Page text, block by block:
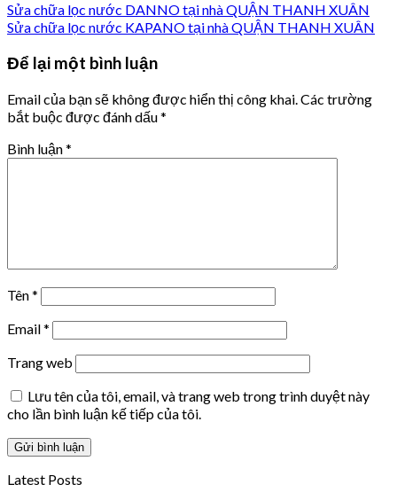
Sửa chữa lọc nước DANNO tại nhà QUẬN THANH XUÂN
Sửa chữa lọc nước KAPANO tại nhà QUẬN THANH XUÂN
Để lại một bình luận
Email của bạn sẽ không được hiển thị công khai. Các trường
bắt buộc được đánh dấu*
Bình luận*
Tên*
Email*
Trang web
Lưu tên của tôi, email, và trang web trong trình duyệt này
cho lần bình luận kế tiếp của tôi.
Latest Posts